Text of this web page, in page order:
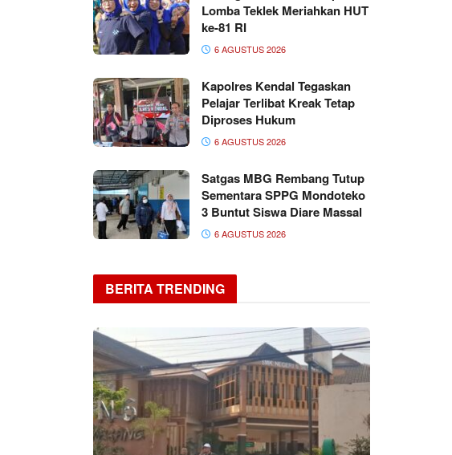
Lomba Teklek Meriahkan HUT
ke-81 RI
6 AGUSTUS 2026
Kapolres Kendal Tegaskan
Pelajar Terlibat Kreak Tetap
Diproses Hukum
6 AGUSTUS 2026
Satgas MBG Rembang Tutup
Sementara SPPG Mondoteko
3 Buntut Siswa Diare Massal
6 AGUSTUS 2026
BERITA TRENDING